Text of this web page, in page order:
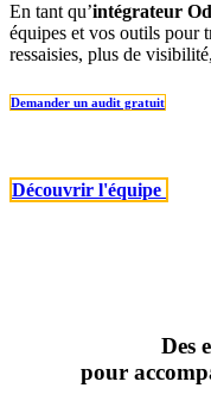
En tant qu’intégrateur
équipes et vos outils pour
ressaisies, plus de
Demander u​​​​​​n audit gratuit​​​​​
​​​​​Découvrir l'équipe
Des
pour